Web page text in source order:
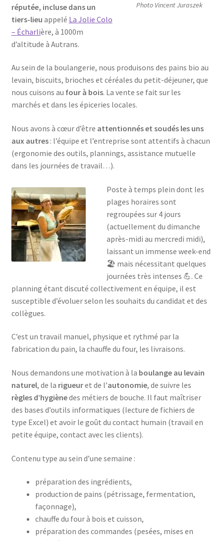
Photo Vincent Juraszek
réputée, incluse dans un
tiers-lieu appelé La Jolie Colo
– Écharlière, à 1000m
d’altitude à Autrans.
Au sein de la boulangerie, nous produisons des pains bio au
levain, biscuits, brioches et céréales du petit-déjeuner, que
nous cuisons au four à bois. La vente se fait sur les
marchés et dans les épiceries locales.
Nous avons à cœur d’être attentionnés et soudés les uns
aux autres: l’équipe et l’entreprise sont attentifs à chacun
(ergonomie des outils, plannings, assistance mutuelle
dans les journées de travail…).
Poste à temps plein dont les
plages horaires sont
regroupées sur 4 jours
(actuellement du dimanche
après-midi au mercredi midi),
laissant un immense week-end
🏖 mais nécessitant quelques
journées très intenses 💪. Ce
planning étant discuté collectivement en équipe, il est
susceptible d’évoluer selon les souhaits du candidat et des
collègues.
C’est un travail manuel, physique et rythmé par la
fabrication du pain, la chauffe du four, les livraisons.
Nous demandons une motivation à la boulange au levain
naturel, de la rigueuret de l’autonomie, de suivre les
règles d’hygiènedes métiers de bouche. Il faut maîtriser
des bases d’outils informatiques (lecture de fichiers de
type Excel) et avoir le goût du contact humain (travail en
petite équipe, contact avec les clients).
Contenu type au sein d’une semaine :
préparation des ingrédients,
production de pains (pétrissage, fermentation,
façonnage),
chauffe du four à bois et cuisson,
préparation des commandes (pesées, mises en